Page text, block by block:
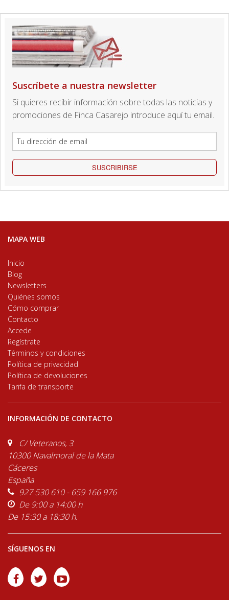
Suscríbete a nuestra newsletter
Si quieres recibir información sobre todas las noticias y
promociones de Finca Casarejo introduce aquí tu email.
SUSCRIBIRSE
MAPA WEB
Inicio
Blog
Newsletters
Quiénes somos
Cómo comprar
Contacto
Accede
Regístrate
Términos y condiciones
Política de privacidad
Política de devoluciones
Tarifa de transporte
INFORMACIÓN DE CONTACTO
C/ Veteranos, 3
10300 Navalmoral de la Mata
Cáceres
España
927 530 610 - 659 166 976
De 9:00 a 14:00 h
De 15:30 a 18:30 h.
SÍGUENOS EN